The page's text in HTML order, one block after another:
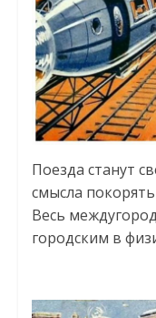
Поезда станут
смысла
Весь
городским в